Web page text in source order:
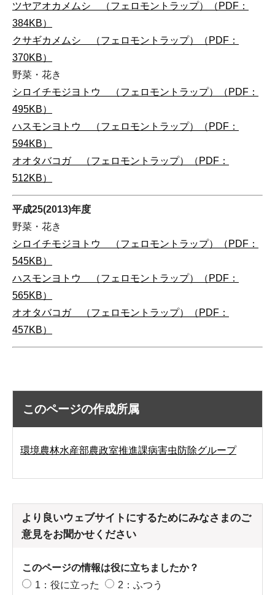
ツヤアオカメムシ （フェロモントラップ）（PDF：
384KB）
クサギカメムシ （フェロモントラップ）（PDF：
370KB）
野菜・花き
シロイチモジヨトウ （フェロモントラップ）（PDF：
495KB）
ハスモンヨトウ （フェロモントラップ）（PDF：
594KB）
オオタバコガ （フェロモントラップ）（PDF：
512KB）
平成25(2013)年度
野菜・花き
シロイチモジヨトウ （フェロモントラップ）（PDF：
545KB）
ハスモンヨトウ （フェロモントラップ）（PDF：
565KB）
オオタバコガ （フェロモントラップ）（PDF：
457KB）
このページの作成所属
環境農林水産部農政室推進課病害虫防除グループ
より良いウェブサイトにするためにみなさまのご
意見をお聞かせください
このページの情報は役に立ちましたか？
1：役に立った
2：ふつう